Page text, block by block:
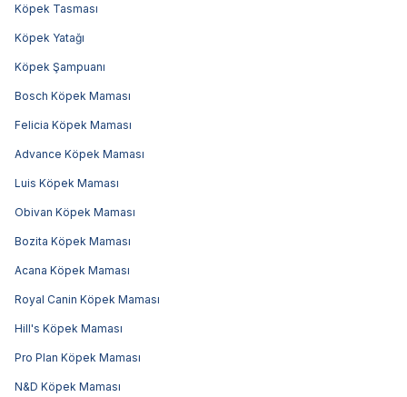
Köpek Tasması
Köpek Yatağı
Köpek Şampuanı
Bosch Köpek Maması
Felicia Köpek Maması
Advance Köpek Maması
Luis Köpek Maması
Obivan Köpek Maması
Bozita Köpek Maması
Acana Köpek Maması
Royal Canin Köpek Maması
Hill's Köpek Maması
Pro Plan Köpek Maması
N&D Köpek Maması